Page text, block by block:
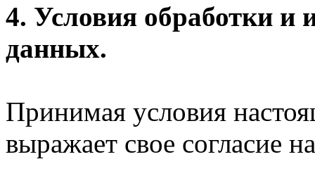
4. Условия обработки и
данных.
Принимая условия
выражает свое согласие